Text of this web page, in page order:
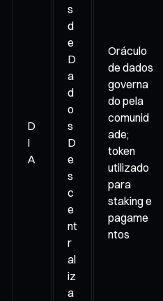
D
I
A
s
d
e
D
a
d
o
s
D
e
s
c
e
nt
r
al
iz
a
Oráculo
de dados
governa
do pela
comunid
ade;
token
utilizado
para
staking e
pagame
ntos